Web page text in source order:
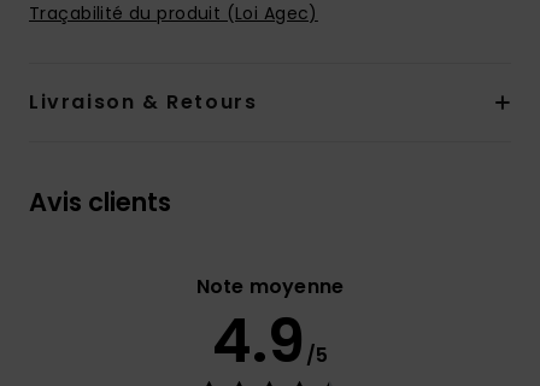
Traçabilité du produit (Loi Agec)
Livraison & Retours
Avis clients
Note moyenne
4.9 /5